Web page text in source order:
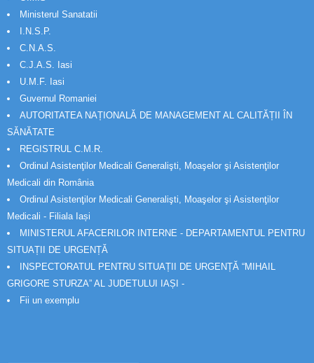
Ministerul Sanatatii
I.N.S.P.
C.N.A.S.
C.J.A.S. Iasi
U.M.F. Iasi
Guvernul Romaniei
AUTORITATEA NAȚIONALĂ DE MANAGEMENT AL CALITĂȚII ÎN
SĂNĂTATE
REGISTRUL C.M.R.
Ordinul Asistenţilor Medicali Generalişti, Moaşelor şi Asistenţilor
Medicali din România
Ordinul Asistenţilor Medicali Generalişti, Moaşelor şi Asistenţilor
Medicali - Filiala Iași
MINISTERUL AFACERILOR INTERNE - DEPARTAMENTUL PENTRU
SITUAȚII DE URGENȚĂ
INSPECTORATUL PENTRU SITUAȚII DE URGENȚĂ “MIHAIL
GRIGORE STURZA” AL JUDETULUI IAȘI -
Fii un exemplu